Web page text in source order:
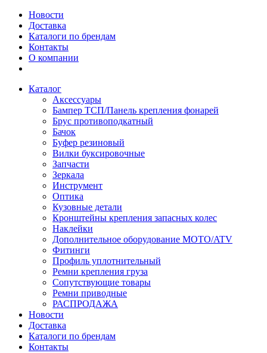
Новости
Доставка
Каталоги по брендам
Контакты
О компании
Каталог
Аксессуары
Бампер ТСП/Панель крепления фонарей
Брус противоподкатный
Бачок
Буфер резиновый
Вилки буксировочные
Запчасти
Зеркала
Инструмент
Оптика
Кузовные детали
Кронштейны крепления запасных колес
Наклейки
Дополнительное оборудование MOTO/ATV
Фитинги
Профиль уплотнительный
Ремни крепления груза
Сопутствующие товары
Ремни приводные
РАСПРОДАЖА
Новости
Доставка
Каталоги по брендам
Контакты